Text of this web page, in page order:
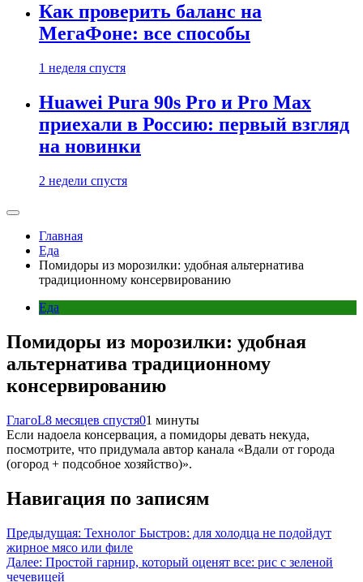
Как проверить баланс на
МегаФоне: все способы
1 неделя спустя
Huawei Pura 90s Pro и Pro Max
приехали в Россию: первый взгляд
на новинки
2 недели спустя
Главная
Еда
Помидоры из морозилки: удобная альтернатива
традиционному консервированию
Еда
Помидоры из морозилки: удобная
альтернатива традиционному
консервированию
ГлагоL8 месяцев спустя01 минуты
Если надоела консервация, а помидоры девать некуда,
посмотрите, что придумала автор канала «Вдали от города
(огород + подсобное хозяйство)».
Навигация по записям
Предыдущая: Технолог Быстров: для холодца не подойдут
жирное мясо или филе
Далее: Простой гарнир, который оценят все: рис с зеленой
чечевицей